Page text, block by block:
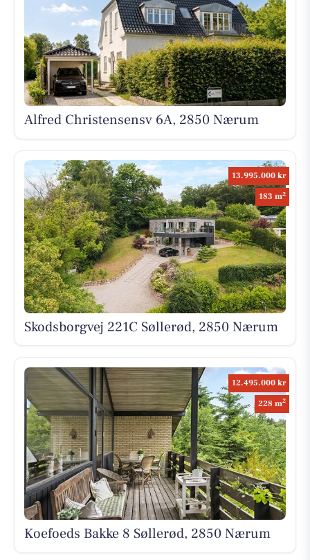
Alfred Christensensv 6A, 2850 Nærum
13.995.000 kr
183 m2
Skodsborgvej 221C Søllerød, 2850 Nærum
12.495.000 kr
228 m2
Koefoeds Bakke 8 Søllerød, 2850 Nærum